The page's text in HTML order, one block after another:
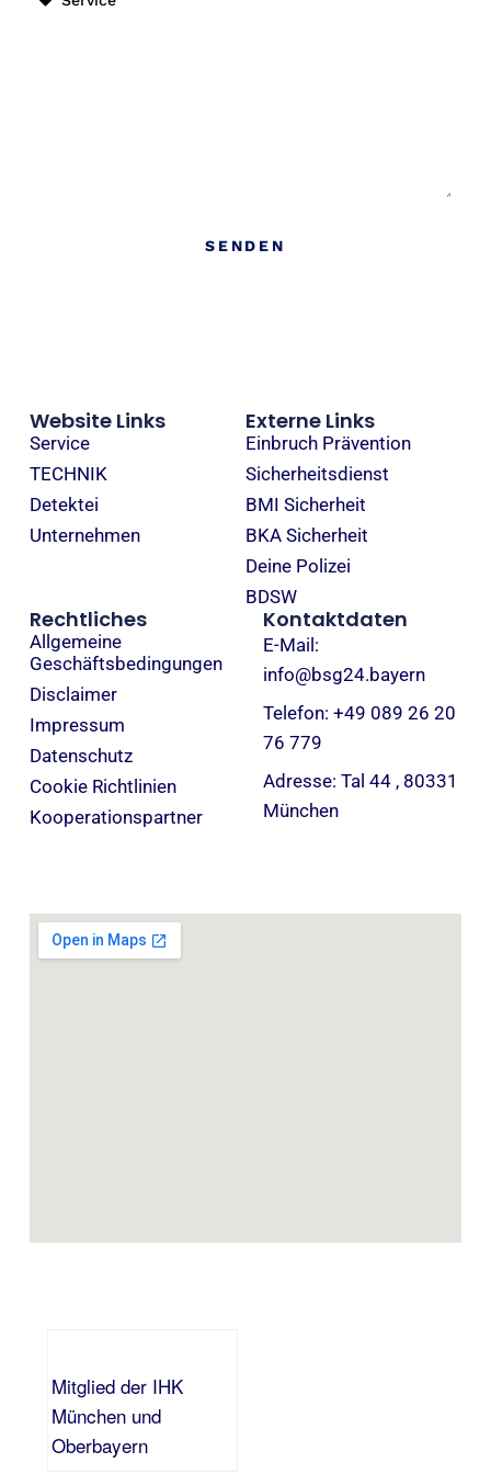
SENDEN
Website Links
Service
TECHNIK
Detektei
Unternehmen
Externe Links
Einbruch Prävention
Sicherheitsdienst
BMI Sicherheit
BKA Sicherheit
Deine Polizei
BDSW
Rechtliches
Allgemeine
Geschäftsbedingungen
Disclaimer
Impressum
Datenschutz
Cookie Richtlinien
Kooperationspartner
Kontaktdaten
E-Mail:
info@bsg24.bayern
Telefon: +49 089 26 20
76 779
Adresse: Tal 44 , 80331
München
Mitglied der IHK
München und
Oberbayern